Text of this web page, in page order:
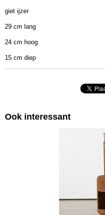
Afmetingen (l,b,h)
30 x 25 x 20 cm
giet ijzer
29 cm lang
24 cm hoog
15 cm diep
Ook interessant